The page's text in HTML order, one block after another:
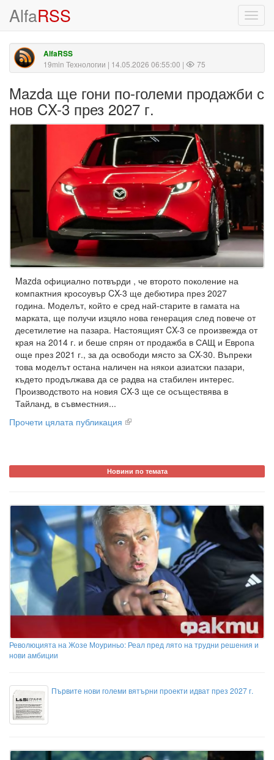
AlfaRSS
AlfaRSS
19min Технологии | 14.05.2026 06:55:00 | 75
Mazda ще гони по-големи продажби с
нов CX-3 през 2027 г.
Mazda официално потвърди , че второто поколение на
компактния кросоувър CX-3 ще дебютира през 2027
година. Моделът, който е сред най-старите в гамата на
марката, ще получи изцяло нова генерация след повече от
десетилетие на пазара. Настоящият CX-3 се произвежда от
края на 2014 г. и беше спрян от продажба в САЩ и Европа
още през 2021 г., за да освободи място за CX-30. Въпреки
това моделът остана наличен на някои азиатски пазари,
където продължава да се радва на стабилен интерес.
Производството на новия CX-3 ще се осъществява в
Тайланд, в съвместния...
Прочети цялата публикация
Новини по темата
Революцията на Жозе Моуриньо: Реал пред лято на трудни решения и
нови амбиции
Първите нови големи вятърни проекти идват през 2027 г.